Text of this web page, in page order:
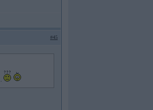
#45